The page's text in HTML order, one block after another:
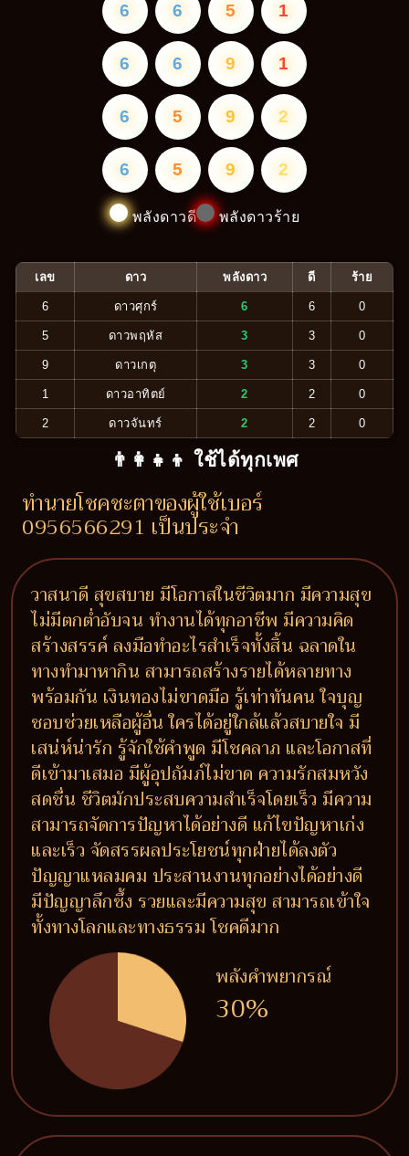
6 6 5 1
6 6 9 1
6 5 9 2
6 5 9 2
พลังดาวดี พลังดาวร้าย
เลข ดาว พลังดาว ดี ร้าย
6 ดาวศุกร์ 6 6 0
5 ดาวพฤหัส 3 3 0
9 ดาวเกตุ 3 3 0
1 ดาวอาทิตย์ 2 2 0
2 ดาวจันทร์ 2 2 0
👨‍👩‍👧‍👦 ใช้ได้ทุกเพศ
ทำนายโชคชะตาของผู้ใช้เบอร์
0956566291 เป็นประจำ
วาสนาดี สุขสบาย มีโอกาสในชีวิตมาก มีความสุข
ไม่มีตกต่ำอับจน ทำงานได้ทุกอาชีพ มีความคิด
สร้างสรรค์ ลงมือทำอะไรสำเร็จทั้งสิ้น ฉลาดใน
ทางทำมาหากิน สามารถสร้างรายได้หลายทาง
พร้อมกัน เงินทองไม่ขาดมือ รู้เท่าทันคน ใจบุญ
ชอบช่วยเหลือผู้อื่น ใครได้อยู่ใกล้แล้วสบายใจ มี
เสน่ห์น่ารัก รู้จักใช้คำพูด มีโชคลาภ และโอกาสที่
ดีเข้ามาเสมอ มีผู้อุปถัมภ์ไม่ขาด ความรักสมหวัง
สดชื่น ชีวิตมักประสบความสำเร็จโดยเร็ว มีความ
สามารถจัดการปัญหาได้อย่างดี แก้ไขปัญหาเก่ง
และเร็ว จัดสรรผลประโยชน์ทุกฝ่ายได้ลงตัว
ปัญญาแหลมคม ประสานงานทุกอย่างได้อย่างดี
มีปัญญาลึกซึ้ง รวยและมีความสุข สามารถเข้าใจ
ทั้งทางโลกและทางธรรม โชคดีมาก
พลังคำพยากรณ์
30%